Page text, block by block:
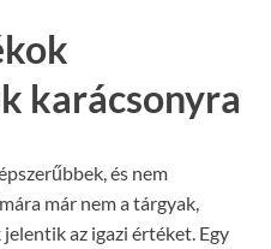
karácsonyra
és nem
már nem a tárgyak,
az igazi értéket. Egy